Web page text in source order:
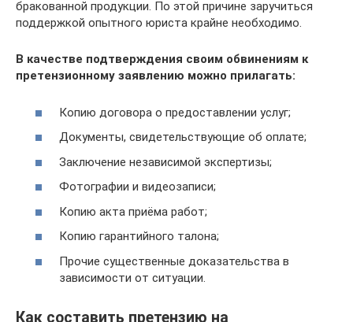
бракованной продукции. По этой причине заручиться
поддержкой опытного юриста крайне необходимо.
В качестве подтверждения своим обвинениям к
претензионному заявлению можно прилагать:
Копию договора о предоставлении услуг;
Документы, свидетельствующие об оплате;
Заключение независимой экспертизы;
Фотографии и видеозаписи;
Копию акта приёма работ;
Копию гарантийного талона;
Прочие существенные доказательства в
зависимости от ситуации.
Как составить претензию на